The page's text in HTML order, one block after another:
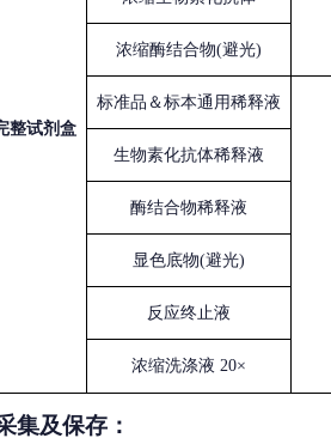
整试剂盒
浓缩酶结合物(避光)
标准品＆标本通用稀释液
生物素化抗体稀释液
酶结合物稀释液
显色底物(避光)
反应终止液
浓缩洗涤液 20×
集及保存 ：